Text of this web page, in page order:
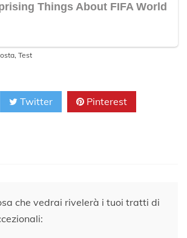
, Test
Twitter Pinterest
che vedrai rivelerà i tuoi tratti di